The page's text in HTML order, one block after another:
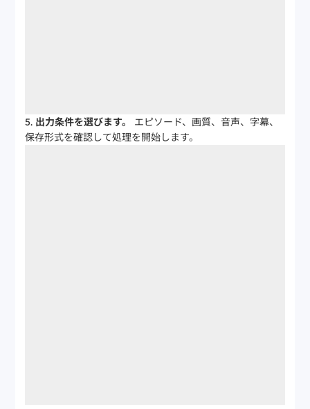
出力条件を選びます。
エピソード、画質、音声、字幕、
保存形式を確認して処理を開始します。